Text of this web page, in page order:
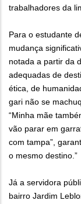
trabalhadores da
Para o estudante
mudança
notada a partir da
adequadas de
ética, de
gari não se
“Minha mãe
vão parar em
com tampa”,
o mesmo destino.”
Já a servidora
bairro Jardim